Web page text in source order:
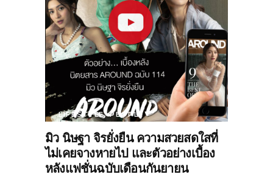
LIFESTYLE,PEOPLE
มิว นิษฐา จิรยั่งยืน ความสวยสดใสที่
ไม่เคยจางหายไป และตัวอย่างเบื้อง
หลังแฟชั่นฉบับเดือนกันยายน